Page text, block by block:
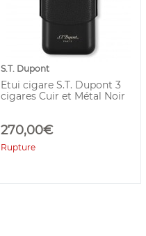
S.T. Dupont
Etui cigare S.T. Dupont 3
cigares Cuir et Métal Noir
270,00€
Rupture